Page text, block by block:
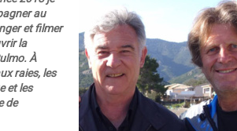
au
et filmer
la
À
raies, les
et les
de